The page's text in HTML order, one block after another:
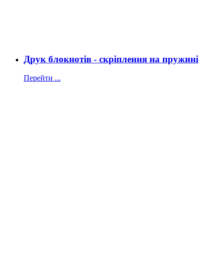
Друк блокнотів - скріплення на пружині
Перейти ...